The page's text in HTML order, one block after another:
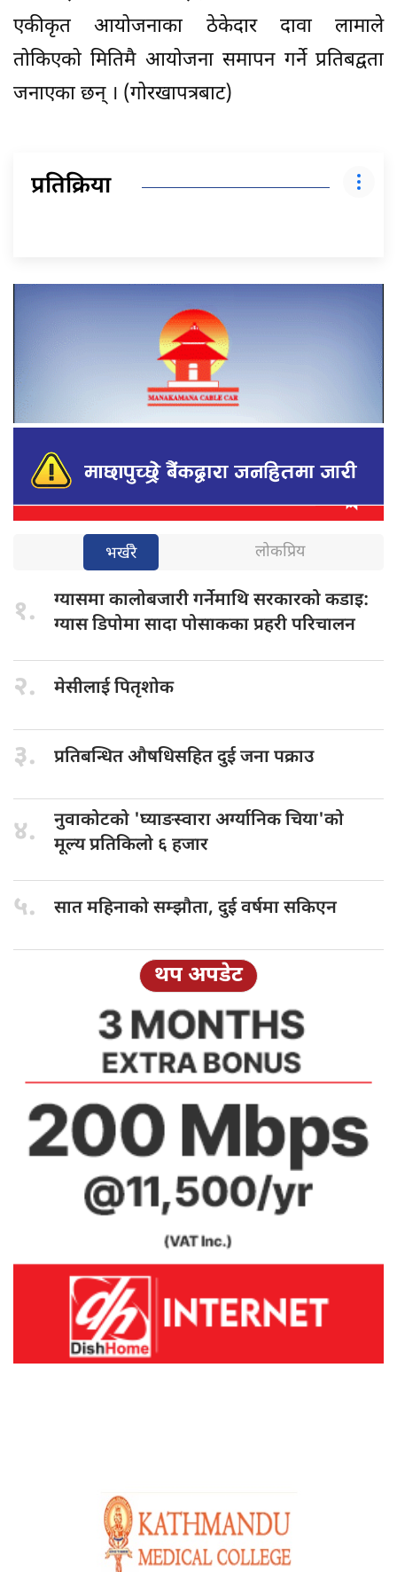
एकीकृत आयोजनाका ठेकेदार दावा लामाले
तोकिएको मितिमै आयोजना समापन गर्ने प्रतिबद्वता
जनाएका छन् । (गोरखापत्रबाट)
प्रतिक्रिया
भर्खरै लोकप्रिय
१. ग्यासमा कालोबजारीगर्नेमाथि सरकारको कडाइ:
ग्यास डिपोमा सादा पोसाकका प्रहरी परिचालन
२. मेसीलाई पितृशोक
३. प्रतिबन्धित औषधिसहितदुई जना पक्राउ
४. नुवाकोटको 'घ्याङस्वाराअर्ग्यानिक चिया'को
मूल्य प्रतिकिलो ६ हजार
५. सात महिनाकोसम्झौता, दुई वर्षमा सकिएन
थप अपडेट